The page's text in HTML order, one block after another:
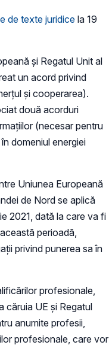
de texte juridice la 19
și Regatul Unit al
un acord privind
și cooperarea).
două acorduri
(necesar pentru
domeniul energiei
Uniunea Europeană
de Nord se aplică
2021, dată la care va fi
perioadă,
privind punerea sa în
profesionale,
căruia UE și Regatul
anumite profesii,
profesionale, care vor